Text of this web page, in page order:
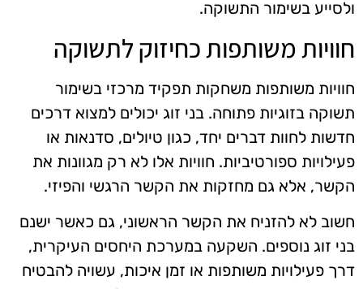
ולסייע בשימור התשוקה.
חוויות משותפות כחיזוק לתשוקה
חוויות משותפות משחקות תפקיד מרכזי בשימור
תשוקה בזוגיות פתוחה. בני זוג יכולים למצוא דרכים
חדשות לחוות דברים יחד, כגון טיולים, סדנאות או
פעילויות ספורטיביות. חוויות אלו לא רק מגוונות את
הקשר, אלא גם מחזקות את הקשר הרגשי והפיזי.
חשוב לא להזניח את הקשר הראשוני, גם כאשר ישנם
בני זוג נוספים. השקעה במערכת היחסים העיקרית,
דרך פעילויות משותפות או זמן איכות, עשויה להבטיח